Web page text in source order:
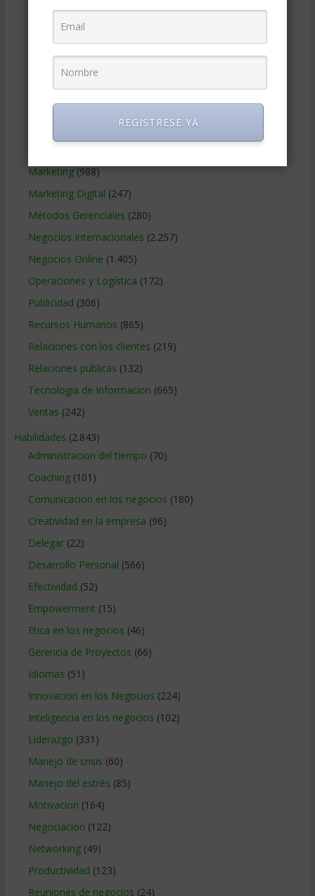
Educacion Gerencial(454)
Gerencia social y ambiental(223)
Gobierno Corporativo(11)
Marketing(988)
Marketing Digital (247)
Métodos Gerenciales (280)
Negocios Internacionales (2.257)
Negocios Online (1.405)
Operaciones y Logística (172)
Publicidad (306)
Recursos Humanos (865)
Relaciones con los clientes (219)
Relaciones publicas (132)
Tecnologia de Informacion (665)
Ventas (242)
Habilidades (2.843)
Administracion del tiempo (70)
Coaching(101)
Comunicacion en los negocios (180)
Creatividad en la empresa (96)
Delegar(22)
Desarrollo Personal (566)
Efectividad (52)
Empowerment (15)
Etica en los negocios (46)
Gerencia de Proyectos (66)
Idiomas (51)
Innovacion en los Negocios (224)
Inteligencia en los negocios (102)
Liderazgo (331)
Manejo de crisis (60)
Manejo del estrés (85)
Motivacion (164)
Negociacion (122)
Networking(49)
Productividad (123)
Reuniones de negocios (24)
REGISTRESE YA